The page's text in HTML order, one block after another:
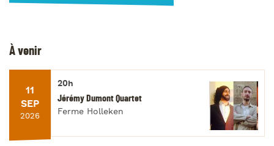
À venir
11
SEP
2026
20h
Jérémy Dumont Quartet
Ferme Holleken